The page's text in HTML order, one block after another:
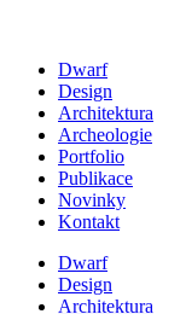
Dwarf
Design
Architektura
Archeologie
Portfolio
Publikace
Novinky
Kontakt
Dwarf
Design
Architektura